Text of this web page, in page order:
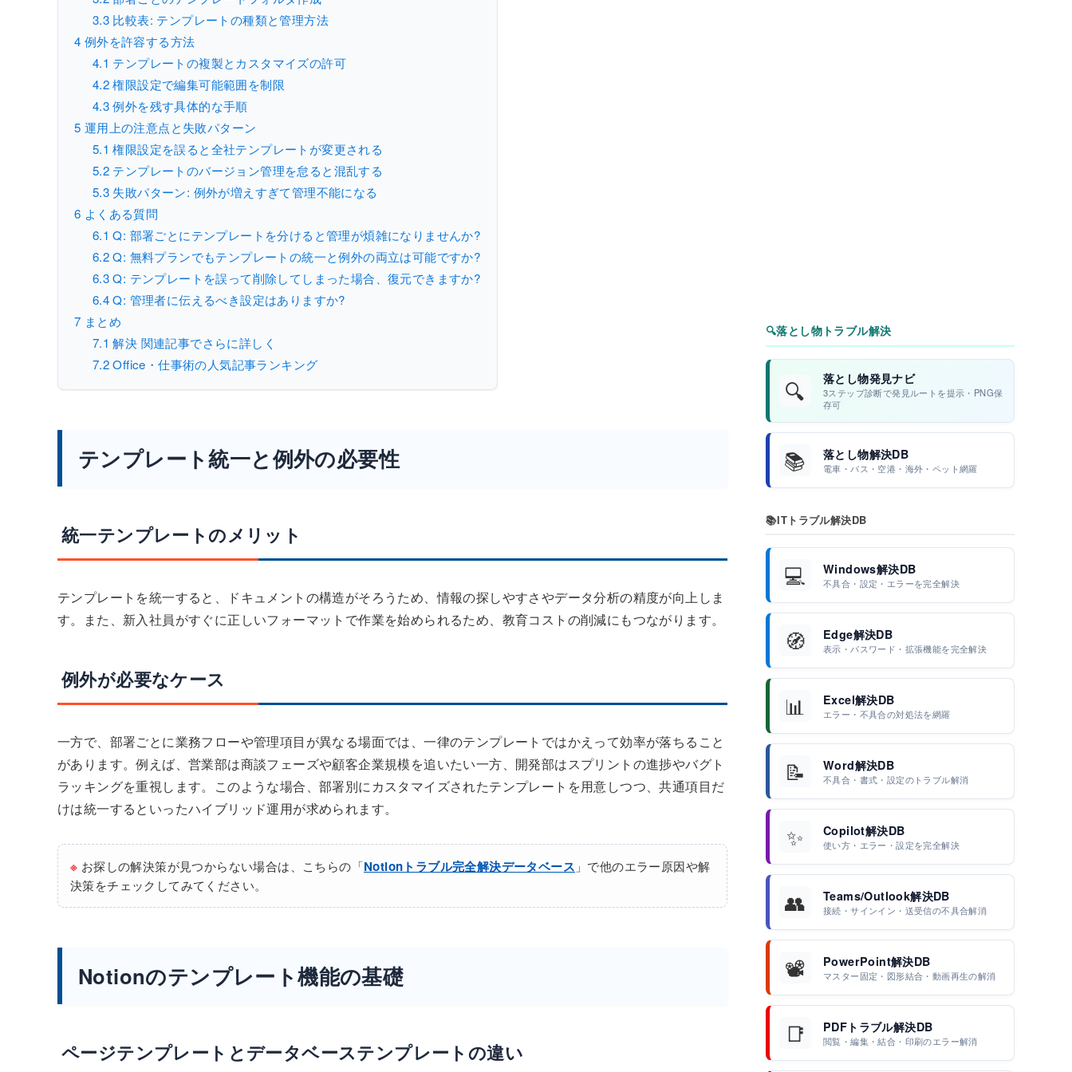
3.3 比較表: テンプレートの種類と管理方法
4 例外を許容する方法
4.1 テンプレートの複製とカスタマイズの許可
4.2権限設定で編集可能範囲を制限
4.3例外を残す具体的な手順
5 運用上の注意点と失敗パターン
5.1 権限設定を誤ると全社テンプレートが変更される
5.2 テンプレートのバージョン管理を怠ると混乱する
5.3 失敗パターン: 例外が増えすぎて管理不能になる
6 よくある質問
6.1 Q: 部署ごとにテンプレートを分けると管理が煩雑になりませんか?
6.2Q: 無料プランでもテンプレートの統一と例外の両立は可能ですか?
6.3Q: テンプレートを誤って削除してしまった場合、復元できますか?
6.4Q: 管理者に伝えるべき設定はありますか?
7 まとめ
7.1 解決 関連記事でさらに詳しく
7.2Office・仕事術の人気記事ランキング
テンプレート統一と例外の必要性
統一テンプレートのメリット
テンプレートを統一すると、ドキュメントの構造がそろうため、情報の探しやすさやデータ分析の精度が向上しま
す。また、新入社員がすぐに正しいフォーマットで作業を始められるため、教育コストの削減にもつながります。
例外が必要なケース
一方で、部署ごとに業務フローや管理項目が異なる場面では、一律のテンプレートではかえって効率が落ちること
があります。例えば、営業部は商談フェーズや顧客企業規模を追いたい一方、開発部はスプリントの進捗やバグト
ラッキングを重視します。このような場合、部署別にカスタマイズされたテンプレートを用意しつつ、共通項目だ
けは統一するといったハイブリッド運用が求められます。
※ お探しの解決策が見つからない場合は、こちらの「Notionトラブル完全解決データベース 」で他のエラー原因や解
決策をチェックしてみてください。
Notionのテンプレート機能の基礎
ページテンプレートとデータベーステンプレートの違い
🔍落とし物トラブル解決
🔍 落とし物発見ナビ
3ステップ診断で発見ルートを提示・PNG保
存可
📚 落とし物解決DB
電車・バス・空港・海外・ペット網羅
📚ITトラブル解決DB
💻 Windows解決DB
不具合・設定・エラーを完全解決
🧭 Edge解決DB
表示・パスワード・拡張機能を完全解決
📊 Excel解決DB
エラー・不具合の対処法を網羅
📝 Word解決DB
不具合・書式・設定のトラブル解消
✨ Copilot解決DB
使い方・エラー・設定を完全解決
👥 Teams/Outlook解決DB
接続・サインイン・送受信の不具合解消
📽️ PowerPoint解決DB
マスター固定・図形結合・動画再生の解消
📑 PDFトラブル解決DB
閲覧・編集・結合・印刷のエラー解消